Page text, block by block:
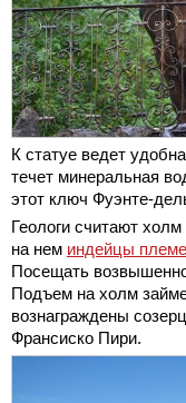
К статуе ведет
течет минеральная
этот ключ Фуэнте-
Геологи считают
на нем индейцы
Посещать
Подъем на холм
вознаграждены
Франсиско Пири.